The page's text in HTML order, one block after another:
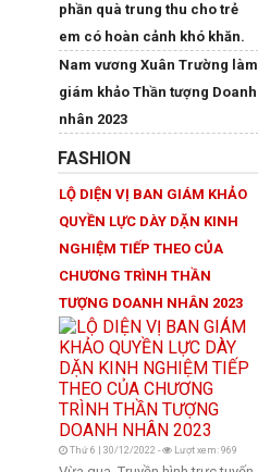
phần quà trung thu cho trẻ
em có hoàn cảnh khó khăn.
Nam vương Xuân Trường làm
giám khảo Thần tượng Doanh
nhân 2023
FASHION
LỘ DIỆN VỊ BAN GIÁM KHẢO
QUYỀN LỰC DÀY DẶN KINH
NGHIỆM TIẾP THEO CỦA
CHƯƠNG TRÌNH THẦN
TƯỢNG DOANH NHÂN 2023
Thứ 6 | 30/12/2022 - Lượt xem: 969